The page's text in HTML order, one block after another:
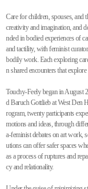
Care for children, spouses, and
creativity and imagination, and
nded in bodied experiences of
and tactility, with feminist
bodily work. Each exploring
n shared encounters that
Touchy-Feely began in August
d Baruch Gottlieb at West Den
rogram, twenty participants
motions and ideas, through
a-feminist debates on art work,
utions can offer safer spaces
as a process of ruptures and
cy and relationality.